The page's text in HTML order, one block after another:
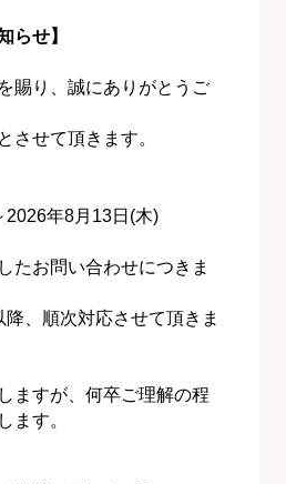
らせ】
賜り、誠にありがとうご
させて頂きます。
2026年8月13日(木)
たお問い合わせにつきま
、順次対応させて頂きま
ますが、何卒ご理解の程
ます。